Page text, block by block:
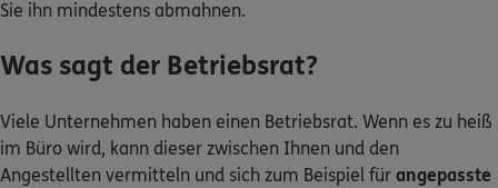
Sie ihn mindestens abmahnen.
Was sagt der Betriebsrat?
Viele Unternehmen haben einen Betriebsrat. Wenn es zu heiß
im Büro wird, kann dieser zwischen Ihnen und den
Angestellten vermitteln und sich zum Beispiel für angepasste